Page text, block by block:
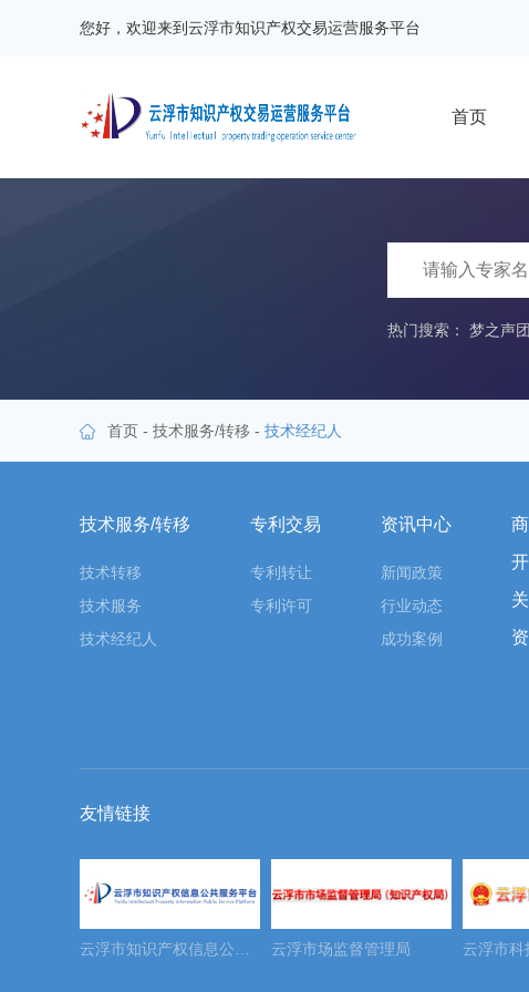
您好，欢迎来到云浮市知识产权交易运营服务平台
首页
热门搜索： 梦之声
首页 - 技术服务/转移 - 技术经纪人
技术服务/转移
技术转移
技术服务
技术经纪人
专利交易
专利转让
专利许可
资讯中心
新闻政策
行业动态
成功案例
友情链接
云浮市知识产权信息公共服务平台 云浮市场监督管理局 云浮市科